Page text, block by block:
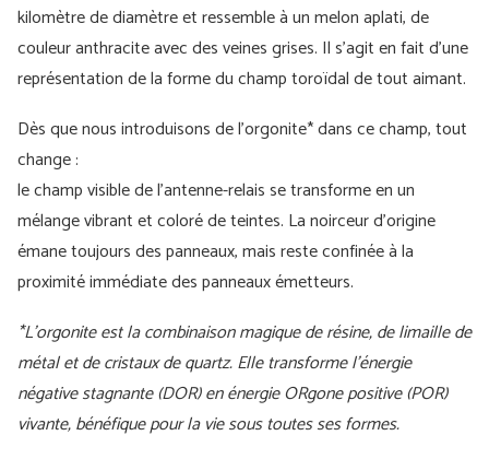
kilomètre de diamètre et ressemble à un melon aplati, de
couleur anthracite avec des veines grises. Il s'agit en fait d'une
représentation de la forme du champ toroïdal de tout aimant.
Dès que nous introduisons de l'orgonite* dans ce champ, tout
change :
le champ visible de l'antenne-relais se transforme en un
mélange vibrant et coloré de teintes. La noirceur d'origine
émane toujours des panneaux, mais reste confinée à la
proximité immédiate des panneaux émetteurs.
*L'orgonite est la combinaison magique de résine, de limaille de
métal et de cristaux de quartz. Elle transforme l'énergie
négative stagnante (DOR) en énergie ORgone positive (POR)
vivante, bénéfique pour la vie sous toutes ses formes.